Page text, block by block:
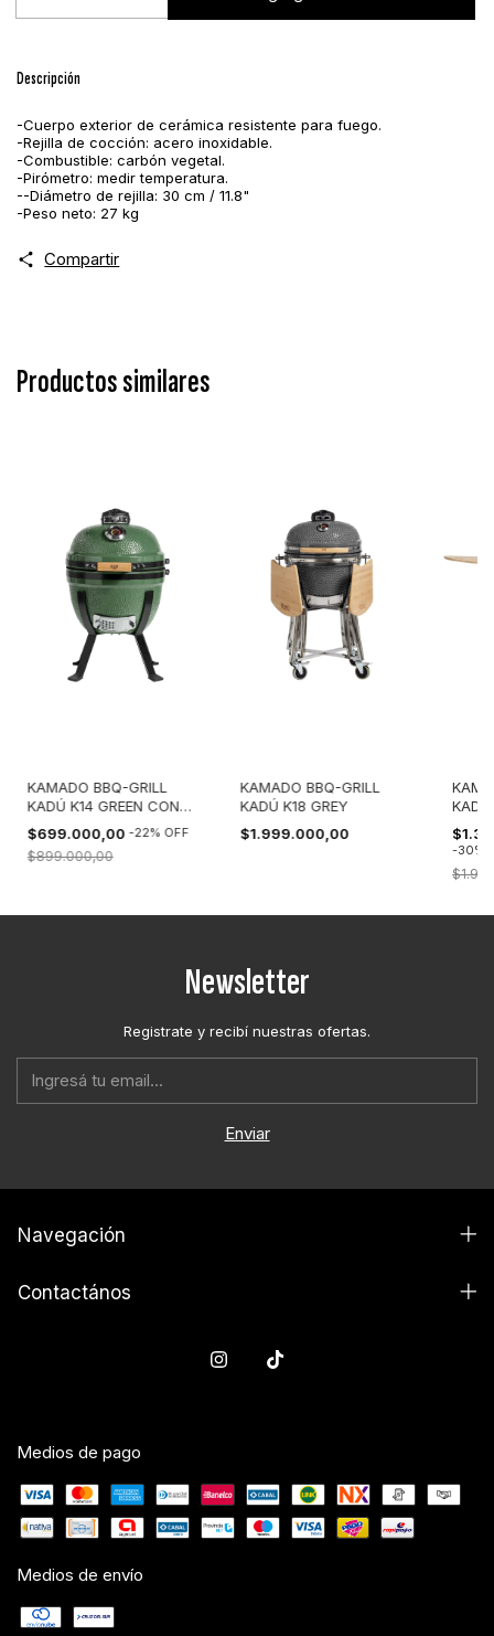
Descripción
-Cuerpo exterior de cerámica resistente para fuego.
-Rejilla de cocción: acero inoxidable.
-Combustible: carbón vegetal.
-Pirómetro: medir temperatura.
--Diámetro de rejilla: 30 cm / 11.8"
-Peso neto: 27 kg
Compartir
Productos similares
KAMADO BBQ-GRILL
KADÚ K14 GREEN CON
FUNDA
$699.000,00 -22% OFF
$899.000,00
KAMADO BBQ-GRILL
KADÚ K18 GREY
$1.999.000,00
KADÚ
-30%
Newsletter
Registrate y recibí nuestras ofertas.
Navegación
Contactános
Medios de pago
Medios de envío